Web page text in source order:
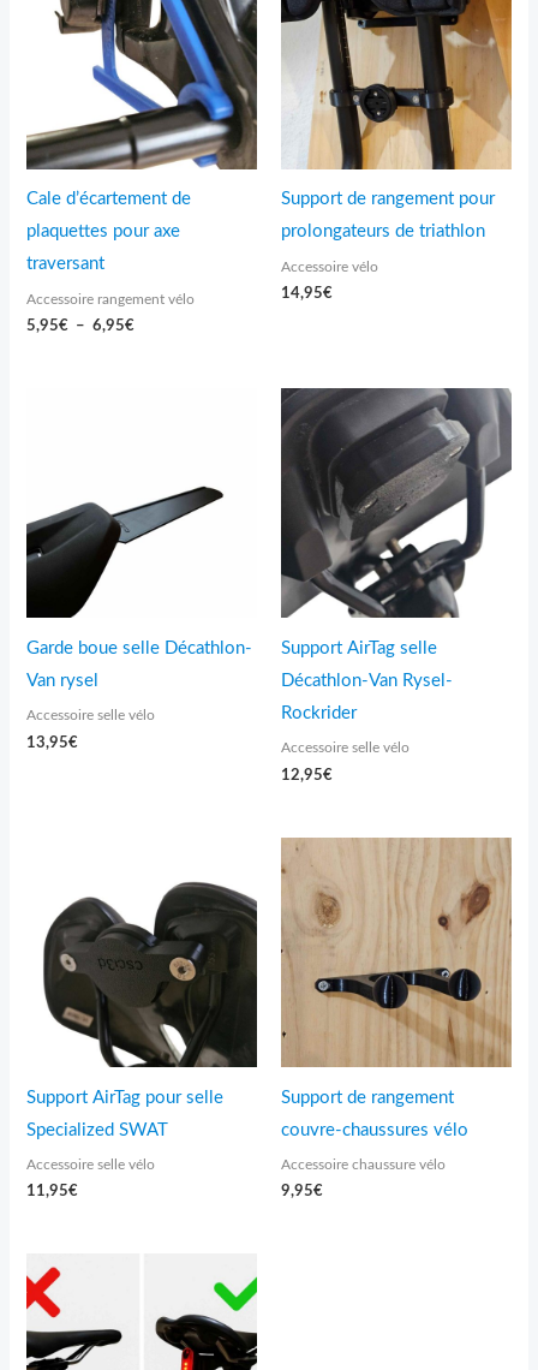
Cale d’écartement de
plaquettes pour axe
traversant
Accessoire rangement vélo
5,95€ – 6,95€
5,95€
à
6,95€
Support de rangement pour
prolongateurs de triathlon
Accessoire vélo
14,95€
Garde boue selle Décathlon-
Van rysel
Accessoire selle vélo
13,95€
Support AirTag selle
Décathlon-Van Rysel-
Rockrider
Accessoire selle vélo
12,95€
Support AirTag pour selle
Specialized SWAT
Accessoire selle vélo
11,95€
Support de rangement
couvre-chaussures vélo
Accessoire chaussure vélo
9,95€